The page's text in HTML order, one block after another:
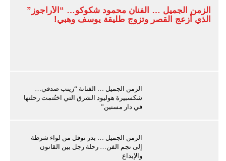
الزمن الجميل … الفنان محمود شكوكو… “الأراجوز”
الذي أزعج القصر وتزوج طليقة يوسف وهبي!
الزمن الجميل … الفنانة “زينب صدقي…
شكسبيرة هوليود الشرق التي اختُتمت رحلتها
في دار مسنين”
الزمن الجميل … بدر نوفل من لواء شرطة
إلى نجم الفن… رحلة رجل بين القانون
والإبداع